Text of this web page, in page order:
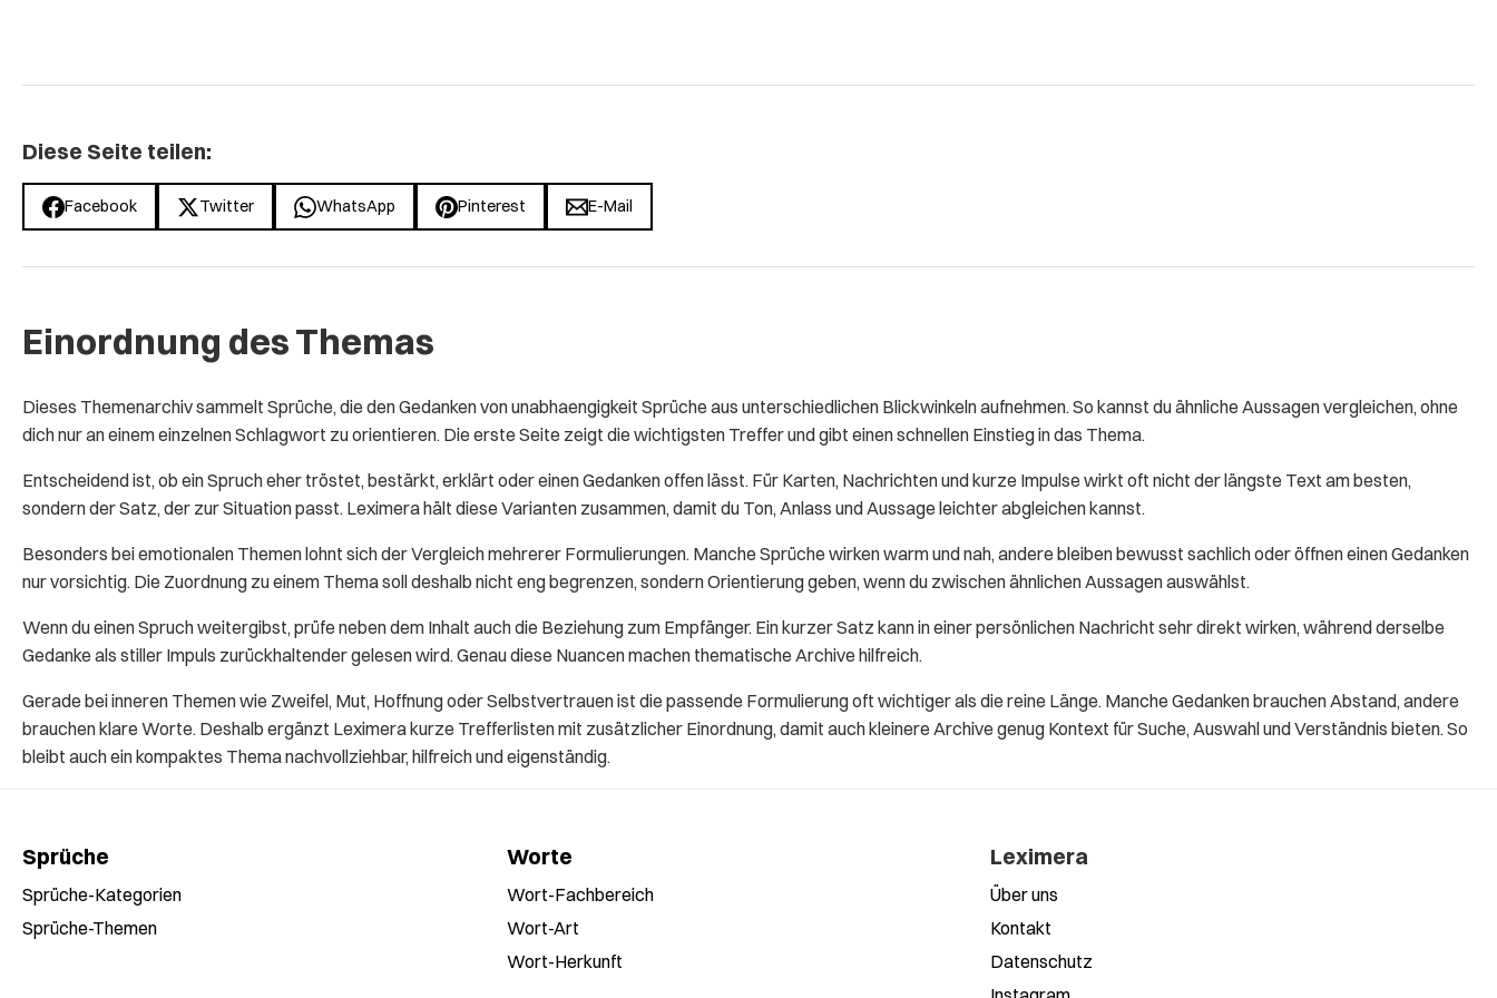
Diese Seite teilen:
Facebook Twitter WhatsApp Pinterest E-Mail
Einordnung des Themas
Dieses Themenarchiv sammelt Sprüche, die den Gedanken von unabhaengigkeit Sprüche aus unterschiedlichen Blickwinkeln aufnehmen. So kannst du ähnliche Aussagen vergleichen, ohne
dich nur an einem einzelnen Schlagwort zu orientieren. Die erste Seite zeigt die wichtigsten Treffer und gibt einen schnellen Einstieg in das Thema.
Entscheidend ist, ob ein Spruch eher tröstet, bestärkt, erklärt oder einen Gedanken offen lässt. Für Karten, Nachrichten und kurze Impulse wirkt oft nicht der längste Text am besten,
sondern der Satz, der zur Situation passt. Leximera hält diese Varianten zusammen, damit du Ton, Anlass und Aussage leichter abgleichen kannst.
Besonders bei emotionalen Themen lohnt sich der Vergleich mehrerer Formulierungen. Manche Sprüche wirken warm und nah, andere bleiben bewusst sachlich oder öffnen einen Gedanken
nur vorsichtig. Die Zuordnung zu einem Thema soll deshalb nicht eng begrenzen, sondern Orientierung geben, wenn du zwischen ähnlichen Aussagen auswählst.
Wenn du einen Spruch weitergibst, prüfe neben dem Inhalt auch die Beziehung zum Empfänger. Ein kurzer Satz kann in einer persönlichen Nachricht sehr direkt wirken, während derselbe
Gedanke als stiller Impuls zurückhaltender gelesen wird. Genau diese Nuancen machen thematische Archive hilfreich.
Gerade bei inneren Themen wie Zweifel, Mut, Hoffnung oder Selbstvertrauen ist die passende Formulierung oft wichtiger als die reine Länge. Manche Gedanken brauchen Abstand, andere
brauchen klare Worte. Deshalb ergänzt Leximera kurze Trefferlisten mit zusätzlicher Einordnung, damit auch kleinere Archive genug Kontext für Suche, Auswahl und Verständnis bieten. So
bleibt auch ein kompaktes Thema nachvollziehbar, hilfreich und eigenständig.
Sprüche
Sprüche-Kategorien
Sprüche-Themen
Worte
Wort-Fachbereich
Wort-Art
Wort-Herkunft
Leximera
Über uns
Kontakt
Datenschutz